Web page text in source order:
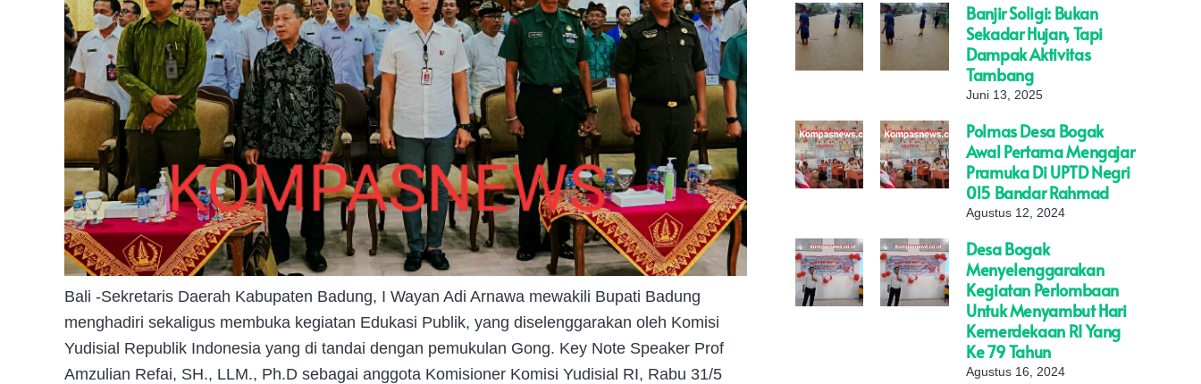
Bali -Sekretaris Daerah Kabupaten Badung, I Wayan Adi Arnawa mewakili Bupati Badung
menghadiri sekaligus membuka kegiatan Edukasi Publik, yang diselenggarakan oleh Komisi
Yudisial Republik Indonesia yang di tandai dengan pemukulan Gong. Key Note Speaker Prof
Amzulian Refai, SH., LLM., Ph.D sebagai anggota Komisioner Komisi Yudisial RI, Rabu 31/5
Banjir Soligi: Bukan
Sekadar Hujan, Tapi
Dampak Aktivitas
Tambang
Juni 13, 2025
Polmas Desa Bogak
Awal Pertama Mengajar
Pramuka Di UPTD Negri
015 Bandar Rahmad
Agustus 12, 2024
Desa Bogak
Menyelenggarakan
Kegiatan Perlombaan
Untuk Menyambut Hari
Kemerdekaan RI Yang
Ke 79 Tahun
Agustus 16, 2024